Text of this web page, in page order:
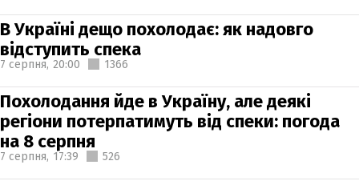
В Україні дещо похолодає: як надовго
відступить спека
7 серпня, 20:00 1366
Похолодання йде в Україну, але деякі
регіони потерпатимуть від спеки: погода
на 8 серпня
7 серпня, 17:39 526